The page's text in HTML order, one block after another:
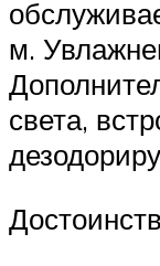
м.
света,